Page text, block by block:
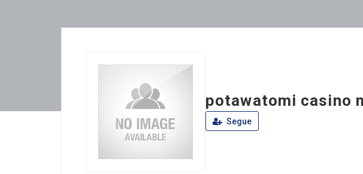
potawatomi casino
Segue